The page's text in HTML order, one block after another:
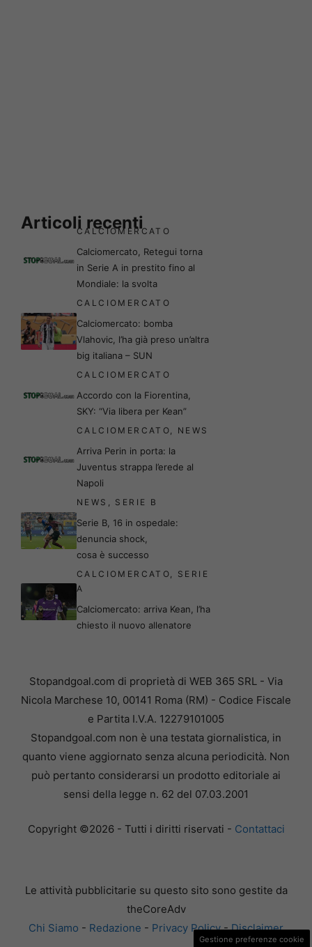
Articoli recenti
CALCIOMERCATO
Calciomercato, Retegui torna
in Serie A in prestito fino al
Mondiale: la svolta
CALCIOMERCATO
Calciomercato: bomba
Vlahovic, l’ha già preso un’altra
big italiana – SUN
CALCIOMERCATO
Accordo con la Fiorentina,
SKY: “Via libera per Kean”
CALCIOMERCATO, NEWS
Arriva Perin in porta: la
Juventus strappa l’erede al
Napoli
NEWS , SERIE B
Serie B, 16 in ospedale:
denuncia shock,
cosa è successo
CALCIOMERCATO, SERIE
A
Calciomercato: arriva Kean, l’ha
chiesto il nuovo allenatore
Stopandgoal.com di proprietà di WEB 365 SRL - Via
Nicola Marchese 10, 00141 Roma (RM) - Codice Fiscale
e Partita I.V.A. 12279101005
Stopandgoal.com non è una testata giornalistica, in
quanto viene aggiornato senza alcuna periodicità. Non
può pertanto considerarsi un prodotto editoriale ai
sensi della legge n. 62 del 07.03.2001
Copyright ©2026 - Tutti i diritti riservati - Contattaci
Le attività pubblicitarie su questo sito sono gestite da
theCoreAdv
Chi Siamo - Redazione - Privacy Policy-Disclaimer
Gestione preferenze cookie